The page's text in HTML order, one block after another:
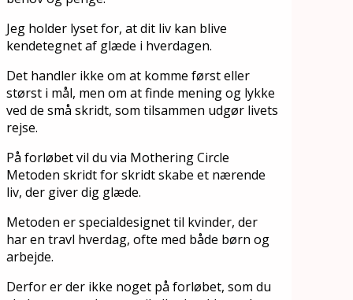
Jeg holder lyset for, at dit liv kan blive
kendetegnet af glæde i hverdagen.
Det handler ikke om at komme først eller
størst i mål, men om at finde mening og lykke
ved de små skridt, som tilsammen udgør livets
rejse.
På forløbet vil du via Mothering Circle
Metoden skridt for skridt skabe et nærende
liv, der giver dig glæde.
Metoden er specialdesignet til kvinder, der
har en travl hverdag, ofte med både børn og
arbejde.
Derfor er der ikke noget på forløbet, som du